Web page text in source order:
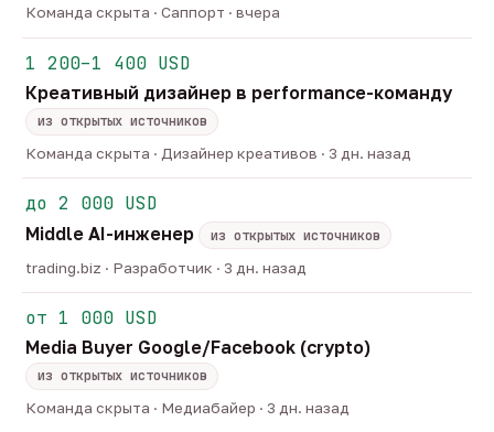
35TG-каналов ·5ATS-площадок ·
Команда скрыта · Саппорт · вчера
1 200–1 400 USD
Креативный дизайнер в performance-команду
из открытых источников
Команда скрыта · Дизайнер креативов · 3 дн. назад
до 2 000 USD
Middle AI-инженер
из открытых источников
trading.biz · Разработчик · 3 дн. назад
от 1 000 USD
Media Buyer Google/Facebook (crypto)
из открытых источников
Команда скрыта · Медиабайер · 3 дн. назад